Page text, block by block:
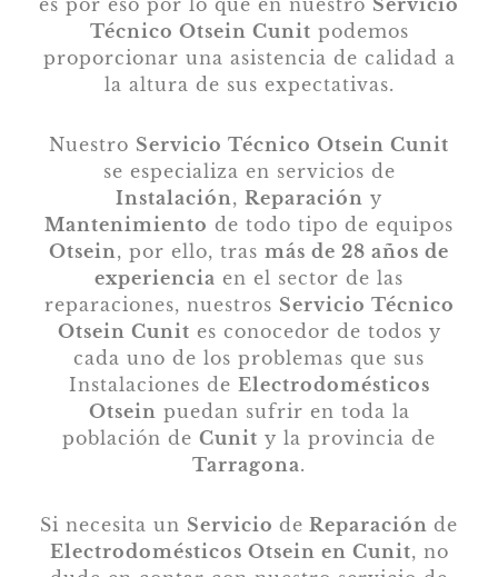
es por eso por lo que en nuestro Servicio
Técnico Otsein Cunit podemos
proporcionar una asistencia de calidad a
la altura de sus expectativas.
Nuestro Servicio Técnico Otsein Cunit
se especializa en servicios de
Instalación, Reparación y
Mantenimiento de todo tipo de equipos
Otsein, por ello, tras más de 28 años de
experiencia en el sector de las
reparaciones, nuestros Servicio Técnico
Otsein Cunit es conocedor de todos y
cada uno de los problemas que sus
Instalaciones de Electrodomésticos
Otsein puedan sufrir en toda la
población de Cunit y la provincia de
Tarragona.
Si necesita un Servicio de Reparación de
Electrodomésticos Otsein en Cunit, no